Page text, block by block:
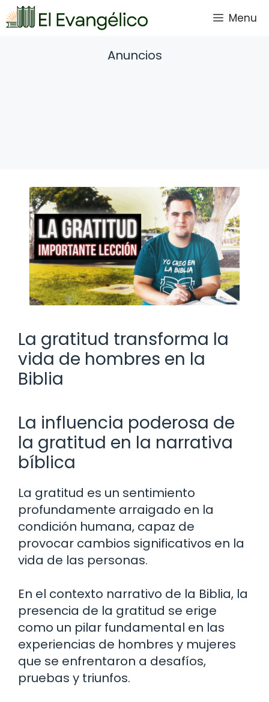
Saltar
al
Menu
Anuncios
La gratitud transforma la
vida de hombres en la
Biblia
La influencia poderosa de
la gratitud en la narrativa
bíblica
La gratitud es un sentimiento
profundamente arraigado en la
condición humana, capaz de
provocar cambios significativos en la
vida de las personas.
En el contexto narrativo de la Biblia, la
presencia de la gratitud se erige
como un pilar fundamental en las
experiencias de hombres y mujeres
que se enfrentaron a desafíos,
pruebas y triunfos.